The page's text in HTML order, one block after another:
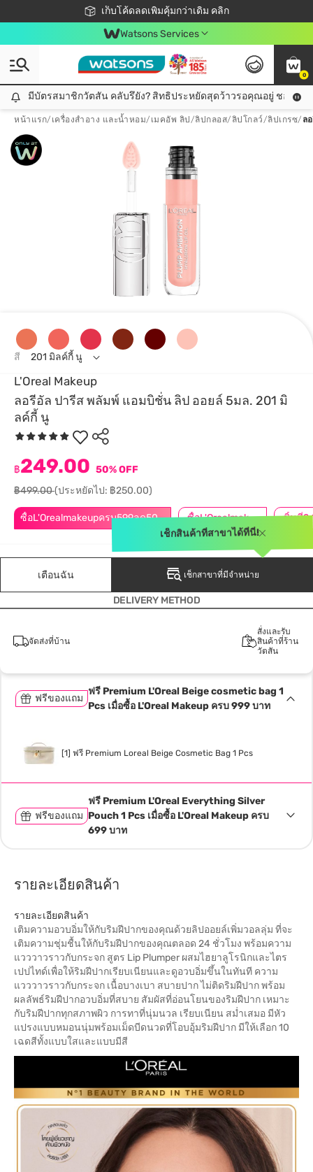
เก็บโค้ดลดเพิ่มคุ้มกว่าเดิม คลิก
ชอปออนไลน์ครั้งแรก ลดเพิ่มจุก ๆ 10%! 🎉
📦ส่งฟรี! เมื่อชอป 499฿
สมาชิกวัตสัน คลับดียังไง?
Watsons Services
0
มีบัตรสมาชิกวัตสัน คลับรึยัง? สิทธิประหยัดสุดว้าวรอคุณอยู่ ชอปคุ้มกว่าเดิม คลิก!
มีบัตรสมาชิกวัตสัน คลับรึยัง? สิทธิประหยัดสุดว้าวรอคุณอยู่ ชอปคุ้มก
หน้าแรก/ เครื่องสำอาง และน้ำหอม/ เมคอัพ ลิป /ลิปกลอส/ลิปโกลว์/ลิปเกรซ/ ล
L'Oreal Makeup
ลอรีอัล ปารีส พลัมพ์ แอมบิชั่น ลิป ออยล์ 5มล. 201 มิ
ลค์กี้ นู
ซื้อL'Orealmakeupครบ599ลด50.- ซื้อL'Orealmakeupครบ799ลด50.-
฿249.00 50% OFF
฿499.00(ประหยัดไป: ฿250.00)
สี 201 มิลค์กี้ นู
เตือนฉัน เช็กสาขาที่มีจำหน่าย
เช็กสินค้าที่สาขาได้ที่นี่!
DELIVERY METHOD
จัดส่งที่บ้าน
สั่งและรับ
สินค้าที่ร้าน
วัตสัน
ฟรีของแถม
ฟรี Premium L'Oreal Beige cosmetic bag 1
Pcs เมื่อซื้อ L'Oreal Makeup ครบ 999 บาท
[1] ฟรี Premium Loreal Beige Cosmetic Bag 1 Pcs
ฟรีของแถม
ฟรี Premium L'Oreal Everything Silver
Pouch 1 Pcs เมื่อซื้อ L'Oreal Makeup ครบ
699 บาท
รายละเอียดสินค้า
รายละเอียดสินค้า
เติมความอวบอิ่มให้กับริมฝีปากของคุณด้วยลิปออยล์เพิ่มวอลลุ่ม ที่จะ
เติมความชุ่มชื้นให้กับริมฝีปากของคุณตลอด 24 ชั่วโมง พร้อมความ
แวววาวราวกับกระจก สูตร Lip Plumper ผสมไฮยาลูโรนิกและไตร
เปปไทด์เพื่อให้ริมฝีปากเรียบเนียนและดูอวบอิ่มขึ้นในทันที ความ
แวววาวราวกับกระจก เนื้อบางเบา สบายปาก ไม่ติดริมฝีปาก พร้อม
ผลลัพธ์ริมฝีปากอวบอิ่มที่สบาย สัมผัสที่อ่อนโยนของริมฝีปาก เหมาะ
กับริมฝีปากทุกสภาพผิว การทาที่นุ่มนวล เรียบเนียน สม่ำเสมอ มีหัว
แปรงแบบหมอนนุ่มพร้อมเม็ดบีดนวดที่โอบอุ้มริมฝีปาก มีให้เลือก 10
เฉดสีทั้งแบบใสและแบบมีสี